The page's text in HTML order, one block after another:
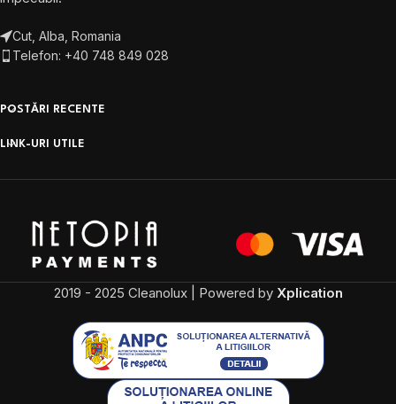
Cut, Alba, Romania
Telefon: +40 748 849 028
POSTĂRI RECENTE
LINK-URI UTILE
2019 - 2025 Cleanolux | Powered by Xplication